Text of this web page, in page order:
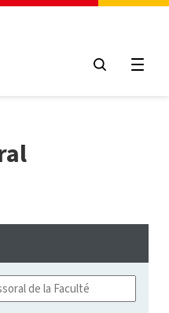
au contenu principal